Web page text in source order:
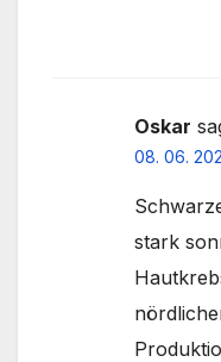
Oskar
08. 06.
stark